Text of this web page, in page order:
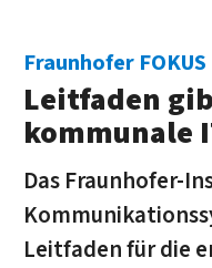
Fraunhofer FOKUS
Leitfaden
kommunale
Das Fraunhofer-
Leitfaden für die